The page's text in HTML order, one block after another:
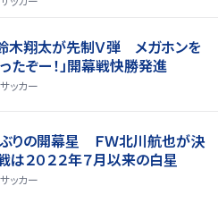
鈴木翔太が先制Ｖ弾 メガホンを
たぞー！」開幕戦快勝発進
サッカー
ぶりの開幕星 ＦＷ北川航也が決
２０２２年７月以来の白星
サッカー